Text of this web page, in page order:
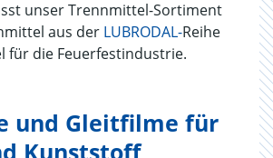
unser Trennmittel-Sortiment
aus der LUBRODAL-Reihe
für die Feuerfestindustrie.
und Gleitfilme für
Kunststoff